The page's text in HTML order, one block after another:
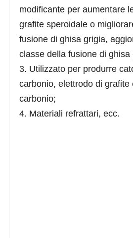
modificante per aumentare
grafite speroidale o
fusione di ghisa grigia,
classe della fusione di ghisa
3. Utilizzato per produrre
carbonio, elettrodo di grafite
carbonio;
4. Materiali refrattari, ecc.